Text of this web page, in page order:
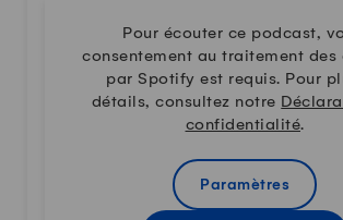
Pour écouter ce podcast,
consentement au traitement des
par Spotify est requis. Pour
détails, consultez notre
confidentialité.
Paramètres